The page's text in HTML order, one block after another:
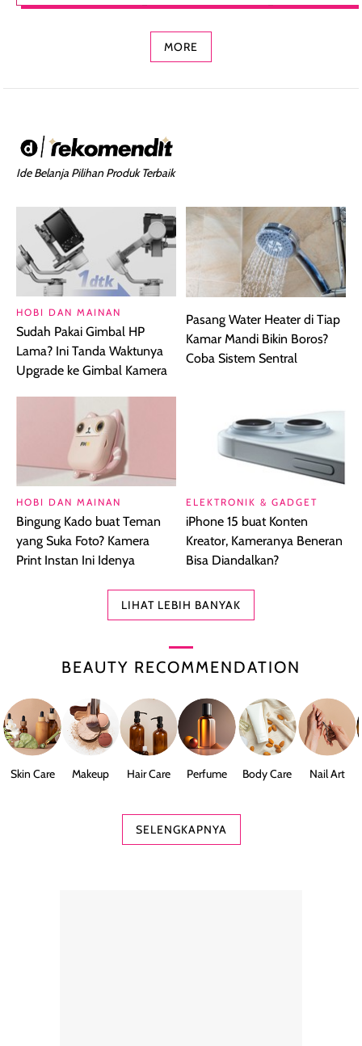
MORE
Ide Belanja Pilihan Produk Terbaik
HOBI DAN MAINAN
Sudah Pakai Gimbal HP
Lama? Ini Tanda Waktunya
Upgrade ke Gimbal Kamera
Pasang Water Heater di Tiap
Kamar Mandi Bikin Boros?
Coba Sistem Sentral
HOBI DAN MAINAN
Bingung Kado buat Teman
yang Suka Foto? Kamera
Print Instan Ini Idenya
ELEKTRONIK & GADGET
iPhone 15 buat Konten
Kreator, Kameranya Beneran
Bisa Diandalkan?
LIHAT LEBIH BANYAK
BEAUTY RECOMMENDATION
Skin Care Makeup Hair Care Perfume Body Care Nail Art
SELENGKAPNYA